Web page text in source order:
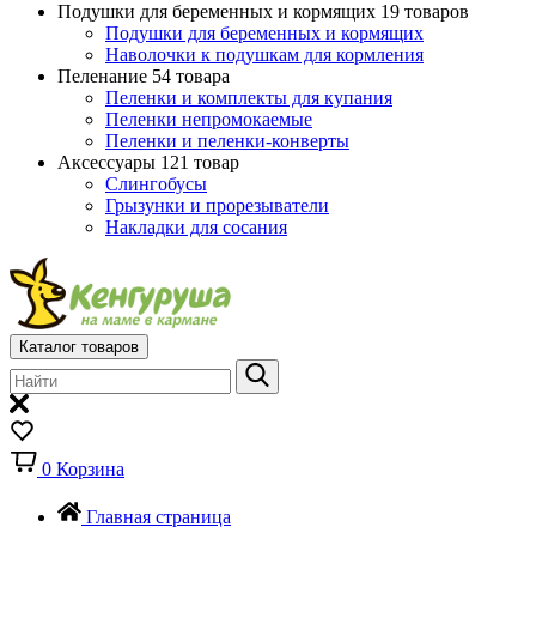
Подушки для беременных и кормящих 19 товаров
Подушки для беременных и кормящих
Наволочки к подушкам для кормления
Пеленание 54 товара
Пеленки и комплекты для купания
Пеленки непромокаемые
Пеленки и пеленки-конверты
Аксессуары 121 товар
Слингобусы
Грызунки и прорезыватели
Накладки для сосания
Каталог товаров
0 Корзина
Главная страница